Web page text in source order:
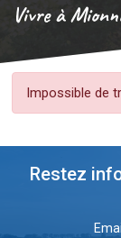
Vivre à
Impossible de
Restez
Email